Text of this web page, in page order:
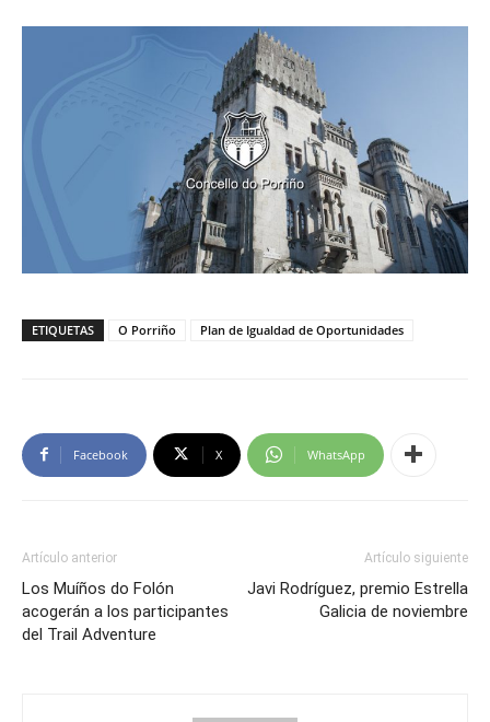
ETIQUETAS O Porriño Plan de Igualdad de Oportunidades
Facebook X WhatsApp
Artículo anterior
Los Muíños do Folón
acogerán a los participantes
del Trail Adventure
Artículo siguiente
Javi Rodríguez, premio Estrella
Galicia de noviembre